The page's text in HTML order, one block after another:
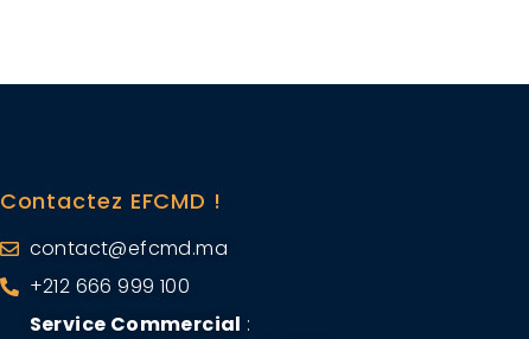
Contactez EFCMD !
contact@efcmd.ma
+212 666 999 100
Service Commercial :